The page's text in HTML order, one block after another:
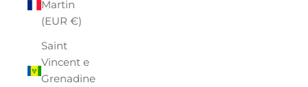
Martin
(EUR €)
Saint
Vincent e
Grenadine